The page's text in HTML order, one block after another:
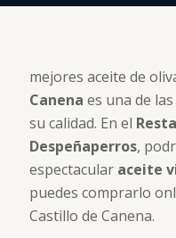
mejores aceite de
Canena es una de
su calidad. En el
Despeñaperros,
espectacular aceite
puedes comprarlo
Castillo de Canena.